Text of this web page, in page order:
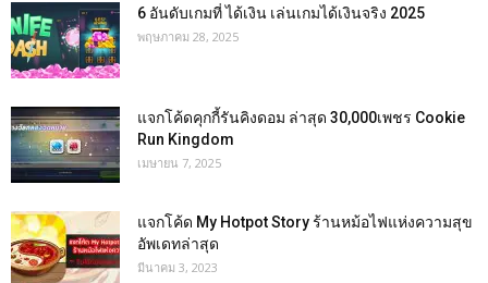
6 อันดับเกมที่ ได้เงิน เล่นเกมได้เงินจริง 2025
พฤษภาคม 28, 2025
แจกโค้ดคุกกี้รันคิงดอม ล่าสุด 30,000เพชร Cookie
Run Kingdom
เมษายน 7, 2025
แจกโค้ด My Hotpot Story ร้านหม้อไฟแห่งความสุข
อัพเดทล่าสุด
มีนาคม 3, 2023